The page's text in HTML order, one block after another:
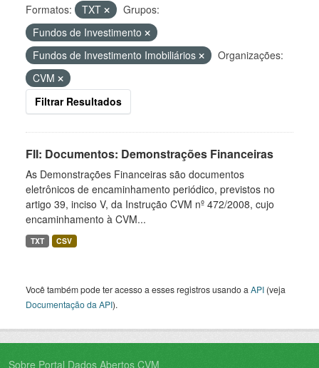
Formatos: TXT
Grupos:
Fundos de Investimento
Fundos de Investimento Imobiliários
Organizações:
CVM
Filtrar Resultados
FII: Documentos: Demonstrações Financeiras
As Demonstrações Financeiras são documentos
eletrônicos de encaminhamento periódico, previstos no
artigo 39, inciso V, da Instrução CVM nº 472/2008, cujo
encaminhamento à CVM...
TXT CSV
Você também pode ter acesso a esses registros usando a API (veja
Documentação da API).
Sobre Portal Dados Abertos CVM